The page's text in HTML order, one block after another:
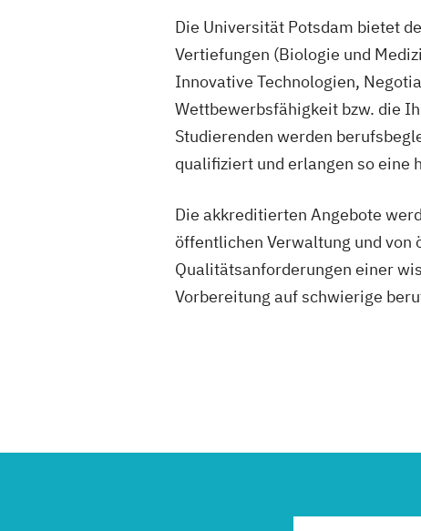
Die Universität Potsdam bietet
Vertiefungen (Biologie und
Innovative Technologien,
Wettbewerbsfähigkeit bzw. die
Studierenden werden
qualifiziert und erlangen so eine
Die akkreditierten Angebote
öffentlichen Verwaltung und
Qualitätsanforderungen einer
Vorbereitung auf schwierige